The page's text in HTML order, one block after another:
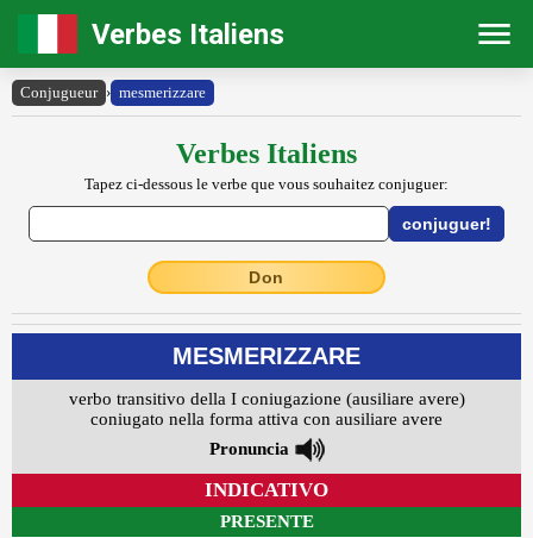
Verbes Italiens
Conjugueur › mesmerizzare
Verbes Italiens
Tapez ci-dessous le verbe que vous souhaitez conjuguer:
Don
MESMERIZZARE
verbo transitivo della I coniugazione (ausiliare avere)
coniugato nella forma attiva con ausiliare avere
Pronuncia
INDICATIVO
PRESENTE